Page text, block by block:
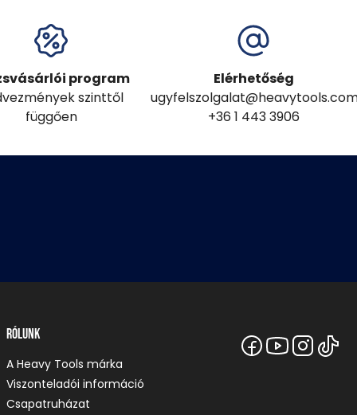
program
szinttől
függően
Elérhetőség
+36 1 443 3906
Rólunk
A Heavy Tools márka
Viszonteladói információ
Csapatruházat